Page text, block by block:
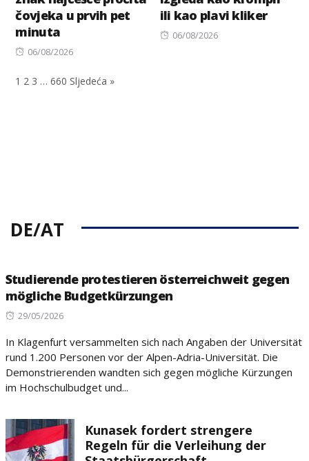
čovjeka u prvih pet
minuta
Posted
06/08/2026
ili kao plavi kliker
Posted
06/08/2026
1 2 3 … 660 Sljedeća »
DE/AT
Studierende protestieren österreichweit gegen
mögliche Budgetkürzungen
Posted
29/05/2026
In Klagenfurt versammelten sich nach Angaben der Universität
rund 1.200 Personen vor der Alpen-Adria-Universität. Die
Demonstrierenden wandten sich gegen mögliche Kürzungen
im Hochschulbudget und...
Kunasek fordert strengere
Regeln für die Verleihung der